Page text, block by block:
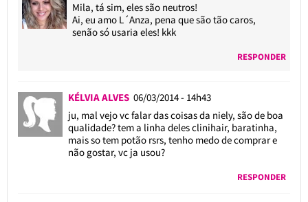
Mila, tá sim, eles são neutros!
Ai, eu amo L´Anza, pena que são tão caros,
senão só usaria eles! kkk
RESPONDER
KÉLVIA ALVES 06/03/2014 - 14h43
ju, mal vejo vc falar das coisas da niely, são de boa
qualidade? tem a linha deles clinihair, baratinha,
mais so tem potão rsrs, tenho medo de comprar e
não gostar, vc ja usou?
RESPONDER